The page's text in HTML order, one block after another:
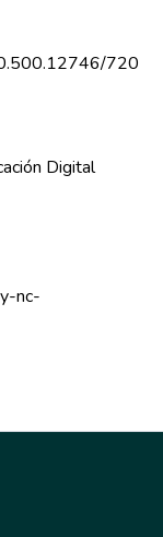
720
Digital
nc-